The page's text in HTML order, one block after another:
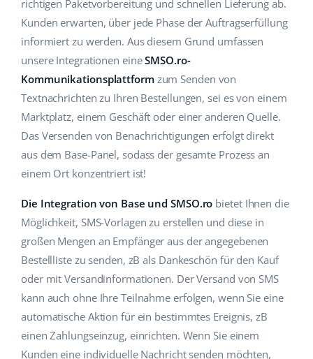
Marktplatz-Manager
Workflow-Automatisierung
Versandmanagement
Preisautomatisierung
KI für E-Commerce
Ecosystem
Base Analytics
Base Connect
Haus & Garten
Produkte für Kinder
Elektronik
Autoteile
Supermarkt
Health & Beauty
Mode
Hilfe
Akademie
Marketplace Ebook
Blog
Dienstleistungen
Systemimplementierungen
Base.com Audit
Andere
Vorteilsrechner
Zusammenarbeit und Partner
english (US)
english (GB)
english (IN)
čeština
deutsch
Ελληνικά
español (AR)
español (MX)
Italiano
polski
richtigen Paketvorbereitung und schnellen Lieferung ab.
Kunden erwarten, über jede Phase der Auftragserfüllung
informiert zu werden. Aus diesem Grund umfassen
unsere Integrationen eineSMSO.ro-
Kommunikationsplattformzum Senden von
Textnachrichten zu Ihren Bestellungen, sei es von einem
Marktplatz, einem Geschäft oder einer anderen Quelle.
Das Versenden von Benachrichtigungen erfolgt direkt
aus dem Base-Panel, sodass der gesamte Prozess an
einem Ort konzentriert ist!
Die Integration von Base und SMSO.ro bietet Ihnen die
Möglichkeit, SMS-Vorlagen zu erstellen und diese in
großen Mengen an Empfänger aus der angegebenen
Bestellliste zu senden, zB als Dankeschön für den Kauf
oder mit Versandinformationen. Der Versand von SMS
kann auch ohne Ihre Teilnahme erfolgen, wenn Sie eine
automatische Aktion für ein bestimmtes Ereignis, zB
einen Zahlungseinzug, einrichten. Wenn Sie einem
Kunden eine individuelle Nachricht senden möchten,